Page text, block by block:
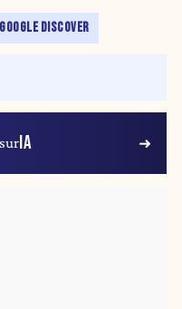
GOOGLE DISCOVER
IA